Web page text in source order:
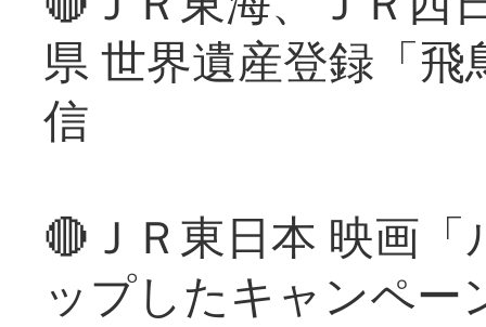
県 世界遺産登録「
信
🔴ＪＲ東日本 映画
ップしたキャンペー